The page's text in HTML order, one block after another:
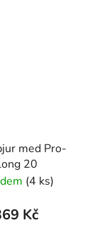
med Pro-
20
(4 ks)
Kč